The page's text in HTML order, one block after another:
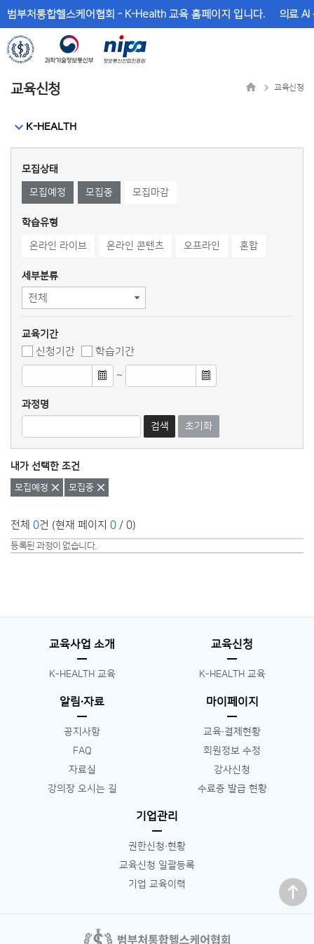
뉴
바
로
가
문
바
로
가
범부처통합헬스케어협회 - K-Health 교육 홈페이지 입니다. 의료 AI
교육신청 교육신청
K-HEALTH
모집상태
모집예정 모집중 모집마감
학습유형
온라인 라이브 온라인 콘텐츠 오프라인 혼합
세부분류
교육기간
신청기간
학습기간
~
과정명
검색
초기화
내가 선택한 조건
모집예정 삭제 모집중삭제
전체 0건 (현재 페이지 0 / 0)
등록된 과정이 없습니다.
교육사업 소개
K-HEALTH 교육
교육신청
K-HEALTH 교육
알림∙자료
공지사항
FAQ
자료실
강의장 오시는 길
마이페이지
교육∙결제현황
회원정보 수정
강사신청
수료증 발급 현황
기업관리
권한신청∙현황
교육신청 일괄등록
기업 교육이력
맨 위로